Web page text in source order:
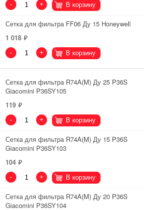
- + В корзину
Сетка для фильтра FF06 Ду 15 Honeywell
1 018
- + В корзину
Сетка для фильтра R74A(M) Ду 25 P36S
Giacomini P36SY105
119
- + В корзину
Сетка для фильтра R74A(M) Ду 15 P36S
Giacomini P36SY103
104
- + В корзину
Сетка для фильтра R74A(M) Ду 20 P36S
Giacomini P36SY104